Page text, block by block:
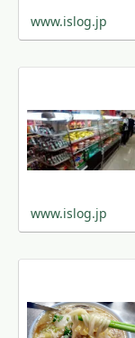
www.islog.jp
www.islog.jp